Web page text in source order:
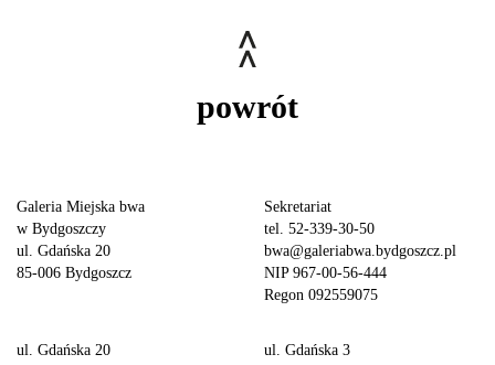
powrót
Galeria Miejska bwa
w Bydgoszczy
ul. Gdańska 20
85-006 Bydgoszcz
Sekretariat
tel. 52-339-30-50
bwa@galeriabwa.bydgoszcz.pl
NIP 967-00-56-444
Regon 092559075
ul. Gdańska 20
ul. Gdańska 3